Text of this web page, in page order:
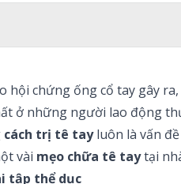
chứng ống cổ tay gây
ở những người lao động
cách trị tê tayluôn là vấn
vài mẹo chữa tê taytại
tập thể dục